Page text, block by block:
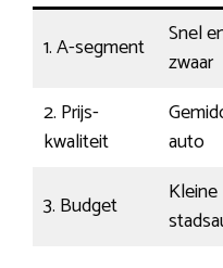
1. A-segment
Snel
zwaar
2. Prijs-
kwaliteit
auto
3. Budget
Kleine